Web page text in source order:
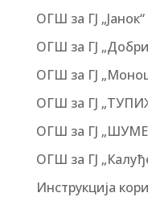
ОГШ за ГЈ „Јанок“
ОГШ за ГЈ
ОГШ за ГЈ
ОГШ за ГЈ
ОГШ за ГЈ
ОГШ за ГЈ
Инструкција